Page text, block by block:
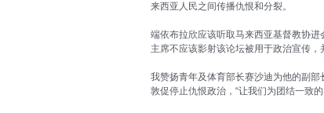
来西亚人民之间传播仇恨和分裂。
端依布拉欣应该听取马来西亚基督教协
主席不应该影射该论坛被用于政治宣传，
我赞扬青年及体育部长赛沙迪为他的副
敦促停止仇恨政治，“让我们为团结一致的